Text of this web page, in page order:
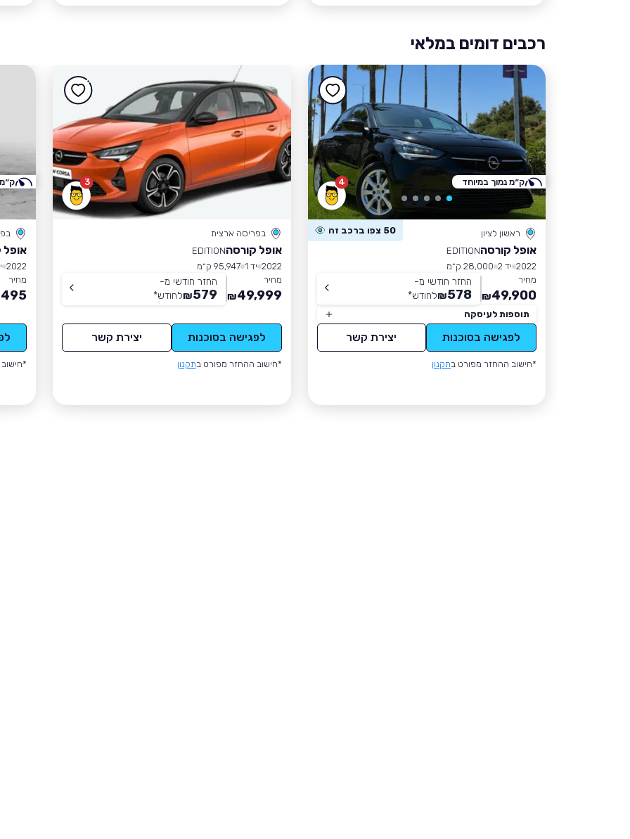
רכבים דומים במלאי
4
ראשון לציון 50 צפו ברכב זה
אופל קורסהEDITION
2022 יד 2
28,000 ק״מ
מחיר
49,900
₪
החזר חודשי מ-
578
₪לחודש*
תוספות לעיסקה
לפגישה בסוכנות יצירת קשר
*חישוב ההחזר מפורט בתקנון
ק״מ נמוך במיוחד 3
בפריסה ארצית
אופל קורסהEDITION
2022 יד 1
95,947 ק״מ
מחיר
49,999
₪
החזר חודשי מ-
579
₪לחודש*
לפגישה בסוכנות יצירת קשר
*חישוב ההחזר מפורט בתקנון
אופל
2022
מחיר